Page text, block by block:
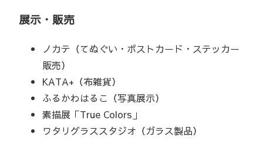
展示・販売
ノカテ（てぬぐい・ポストカード・ステッカー
販売）
KATA+（布雑貨）
ふるかわはるこ（写真展示）
素描展「True Colors」
ワタリグラススタジオ（ガラス製品）